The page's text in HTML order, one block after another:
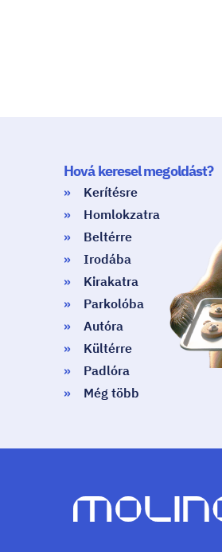
Hová keresel megoldást?
Kerítésre
Homlokzatra
Beltérre
Irodába
Kirakatra
Parkolóba
Autóra
Kültérre
Padlóra
Még több